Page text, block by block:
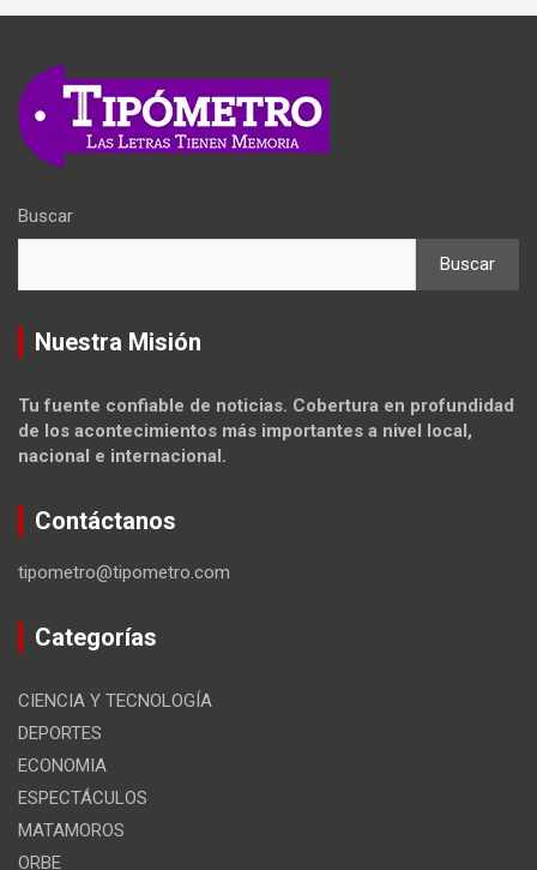
Buscar
Buscar
Nuestra Misión
Tu fuente confiable de noticias. Cobertura en profundidad
de los acontecimientos más importantes a nivel local,
nacional e internacional.
Contáctanos
tipometro@tipometro.com
Categorías
CIENCIA Y TECNOLOGÍA
DEPORTES
ECONOMIA
ESPECTÁCULOS
MATAMOROS
ORBE